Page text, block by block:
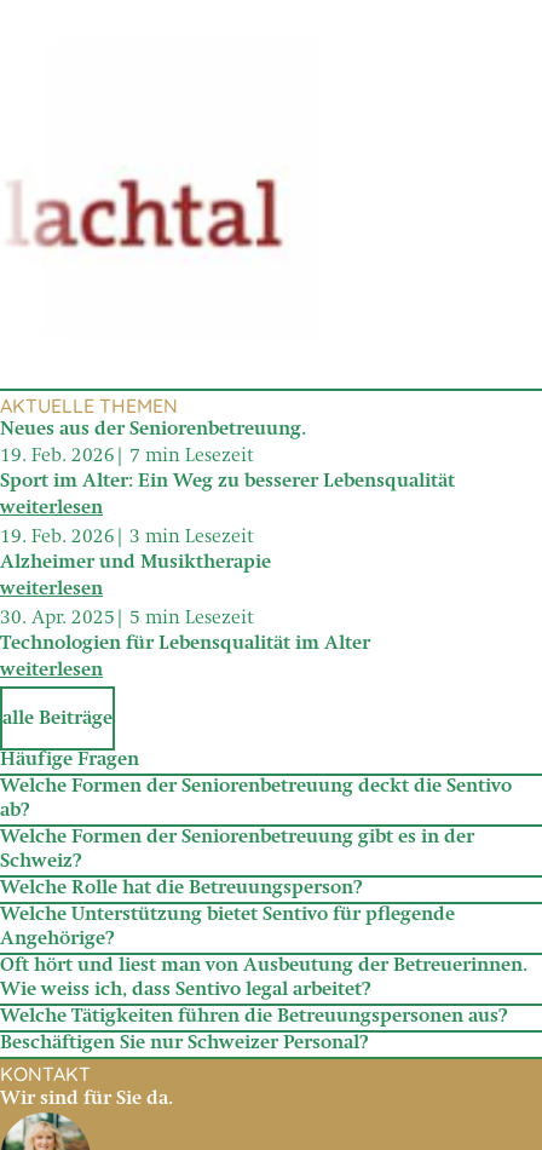
AKTUELLE THEMEN
Neues aus der Seniorenbetreuung.
19. Feb. 2026
7 min Lesezeit
Sport im Alter: Ein Weg zu besserer Lebensqualität
weiterlesen
19. Feb. 2026
3 min Lesezeit
Alzheimer und Musiktherapie
weiterlesen
30. Apr. 2025
5 min Lesezeit
Technologien für Lebensqualität im Alter
weiterlesen
alle Beiträge
Häufige Fragen
Welche Formen der Seniorenbetreuung deckt die Sentivo
ab?
Stundenweise Betreuung
stundenweise Betreuung erfahren
Welche Formen der Seniorenbetreuung gibt es in der
Schweiz?
Live-in-Betreuung auch24-Stunden-Betreuunggenannt:
Diese Betreuungsform ist ideal für Seniorinnen und
Senioren, die rund um die Uhr Unterstützung benötigen,
doch im gewohnten Umfeld bleiben wollen. Eine
Betreuungsperson lebt im Haushalt und steht für
Welche Rolle hat die Betreuungsperson?
Welche Unterstützung bietet Sentivo für pflegende
Angehörige?
Stundenweise
Oft hört und liest man von Ausbeutung der Betreuerinnen.
Wie weiss ich, dass Sentivo legal arbeitet?
Welche Tätigkeiten führen die Betreuungspersonen aus?
Beschäftigen Sie nur Schweizer Personal?
KONTAKT
Wir sind für Sie da.